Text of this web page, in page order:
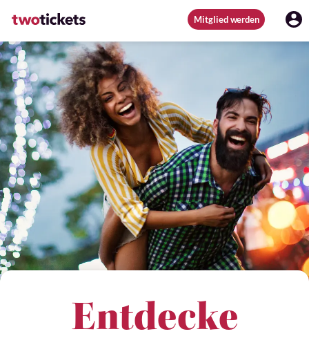
Mitglied werden
Entdecke